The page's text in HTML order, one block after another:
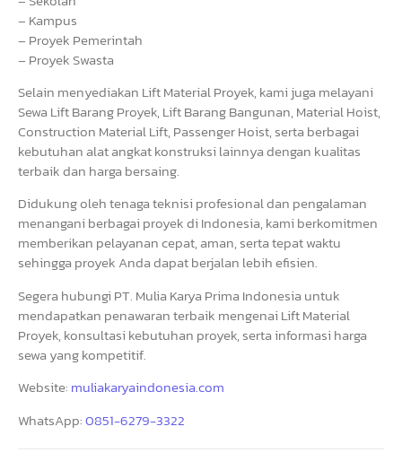
– Kampus
– Proyek Pemerintah
– Proyek Swasta
Selain menyediakan Lift Material Proyek, kami juga melayani
Sewa Lift Barang Proyek, Lift Barang Bangunan, Material Hoist,
Construction Material Lift, Passenger Hoist, serta berbagai
kebutuhan alat angkat konstruksi lainnya dengan kualitas
terbaik dan harga bersaing.
Didukung oleh tenaga teknisi profesional dan pengalaman
menangani berbagai proyek di Indonesia, kami berkomitmen
memberikan pelayanan cepat, aman, serta tepat waktu
sehingga proyek Anda dapat berjalan lebih efisien.
Segera hubungi PT. Mulia Karya Prima Indonesia untuk
mendapatkan penawaran terbaik mengenai Lift Material
Proyek, konsultasi kebutuhan proyek, serta informasi harga
sewa yang kompetitif.
Website: muliakaryaindonesia.com
WhatsApp:0851-6279-3322